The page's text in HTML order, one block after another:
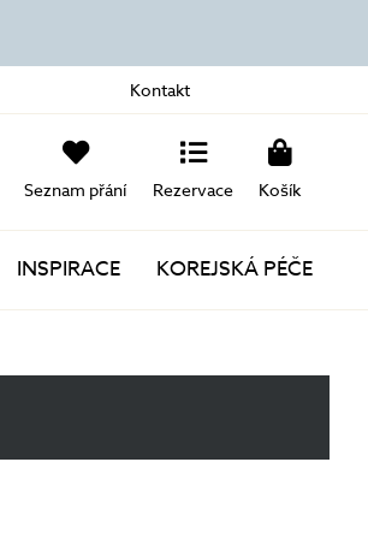
Kontakt
Seznam přání Rezervace Košík
INSPIRACE KOREJSKÁ PÉČE